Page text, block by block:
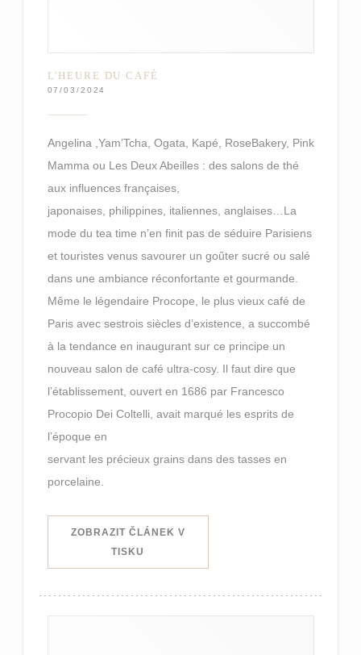
L'HEURE DU CAFÉ
07/03/2024
Angelina ,Yam’Tcha, Ogata, Kapé, RoseBakery, Pink
Mamma ou Les Deux Abeilles : des salons de thé
aux influences françaises,
japonaises, philippines, italiennes, anglaises…La
mode du tea time n’en finit pas de séduire Parisiens
et touristes venus savourer un goûter sucré ou salé
dans une ambiance réconfortante et gourmande.
Même le légendaire Procope, le plus vieux café de
Paris avec sestrois siècles d’existence, a succombé
à la tendance en inaugurant sur ce principe un
nouveau salon de café ultra-cosy. Il faut dire que
l’établissement, ouvert en 1686 par Francesco
Procopio Dei Coltelli, avait marqué les esprits de
l’époque en
servant les précieux grains dans des tasses en
porcelaine.
ZOBRAZIT ČLÁNEK V
TISKU